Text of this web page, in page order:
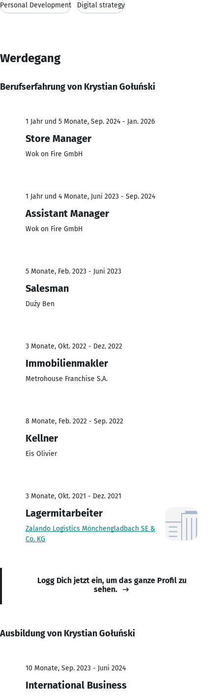
Personal Development Digital strategy
Werdegang
Berufserfahrung von Krystian Gołuński
1 Jahr und 5 Monate, Sep. 2024 - Jan. 2026
Store Manager
Wok on Fire GmbH
1 Jahr und 4 Monate, Juni 2023 - Sep. 2024
Assistant Manager
Wok on Fire GmbH
5 Monate, Feb. 2023 - Juni 2023
Salesman
Duży Ben
3 Monate, Okt. 2022 - Dez. 2022
Immobilienmakler
Metrohouse Franchise S.A.
8 Monate, Feb. 2022 - Sep. 2022
Kellner
Eis Olivier
3 Monate, Okt. 2021 - Dez. 2021
Lagermitarbeiter
Zalando Logistics Mönchengladbach SE &
Co. KG
Logg Dich jetzt ein, um das ganze Profil zu
sehen.
Ausbildung von Krystian Gołuński
10 Monate, Sep. 2023 - Juni 2024
International Business